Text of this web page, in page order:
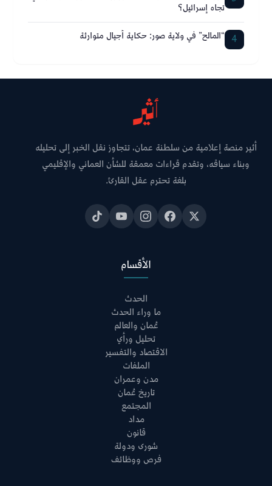
تجاه إسرائيل؟
4 “المالح” في ولاية صور: حكاية أجيال متوارثة
أثير منصة إعلامية من سلطنة عمان، تتجاوز نقل الخبر إلى تحليله
وبناء سياقه، وتقدم قراءات معمقة للشأن العماني والإقليمي
بلغة تحترم عقل القارئ.
الأقسام
الحدث
ما وراء الحدث
عُمان والعالم
تحليل ورأي
الاقتصاد والتفسير
الملفات
مدن وعمران
تاريخ عُمان
المجتمع
مداد
قانون
شورى ودولة
فرص ووظائف